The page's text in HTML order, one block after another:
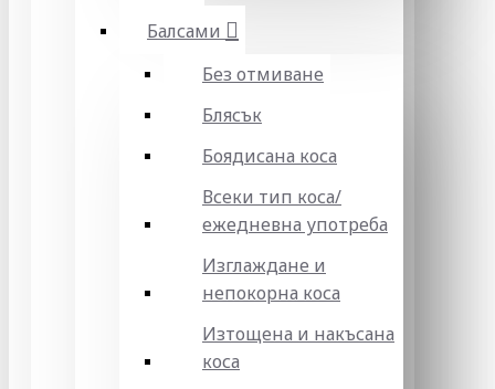
Балсами
Без отмиване
Блясък
Боядисана коса
Всеки тип коса/
ежедневна употреба
Изглаждане и
непокорна коса
Изтощена и накъсана
коса